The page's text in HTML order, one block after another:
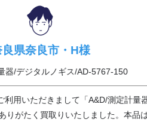
良県奈良市・H様
器/デジタルノギス/AD-5767-150
利用いただきまして「A&D/測定計量
りがたく買取りいたしました。本品